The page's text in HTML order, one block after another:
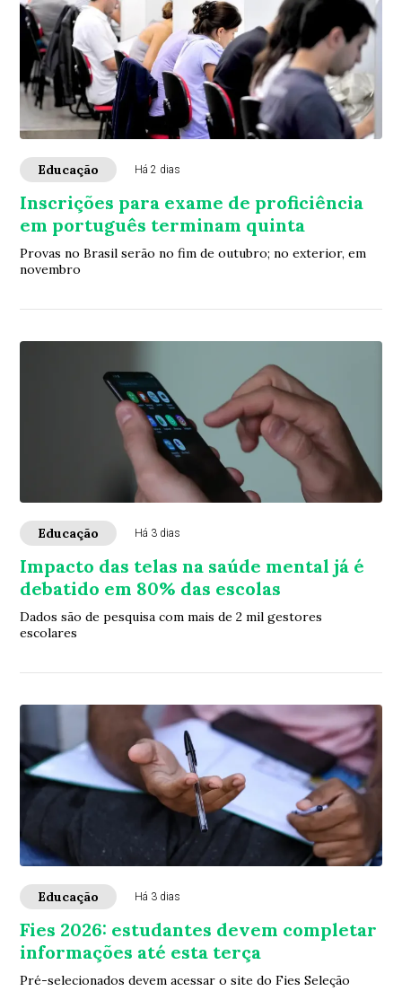
Educação Há 2 dias
Inscrições para exame de proficiência
em português terminam quinta
Provas no Brasil serão no fim de outubro; no exterior, em
novembro
Educação Há 3 dias
Impacto das telas na saúde mental já é
debatido em 80% das escolas
Dados são de pesquisa com mais de 2 mil gestores
escolares
Educação Há 3 dias
Fies 2026: estudantes devem completar
informações até esta terça
Pré-selecionados devem acessar o site do Fies Seleção